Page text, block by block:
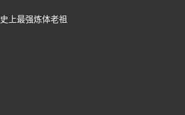
史上最强炼体老祖